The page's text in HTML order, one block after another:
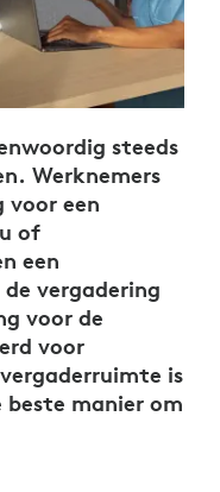
steeds
Werknemers
een
of
een
vergadering
voor de
voor
is
beste manier om